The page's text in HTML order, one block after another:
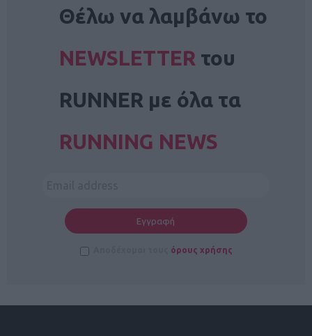
Θέλω να λαμβάνω το
NEWSLETTER του
RUNNER με όλα τα
RUNNING NEWS
όρους χρήσης